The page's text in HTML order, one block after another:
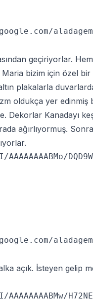
geçiriyorlar.
bizim için özel
plakalarla
oldukça yer edinmiş
Dekorlar Kanadayı
ağırlıyormuş.
AAAAAAAABMo/
açık. İsteyen gelip
AAAAAAAABMw/